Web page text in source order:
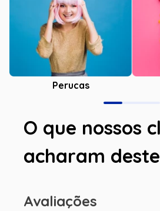
Perucas
O que nossos
acharam
Avaliações